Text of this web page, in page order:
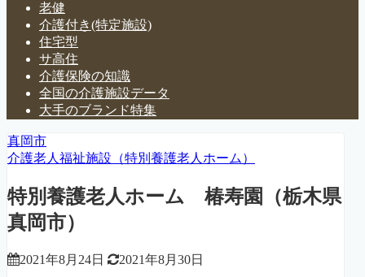
老健
介護付き(特定施設)
住宅型
サ高住
介護保険の知識
全国の介護施設データ
大手のブランド特集
真岡市
介護老人福祉施設（特別養護老人ホーム）
特別養護老人ホーム 椿寿園（栃木県
真岡市）
2021年8月24日 2021年8月30日